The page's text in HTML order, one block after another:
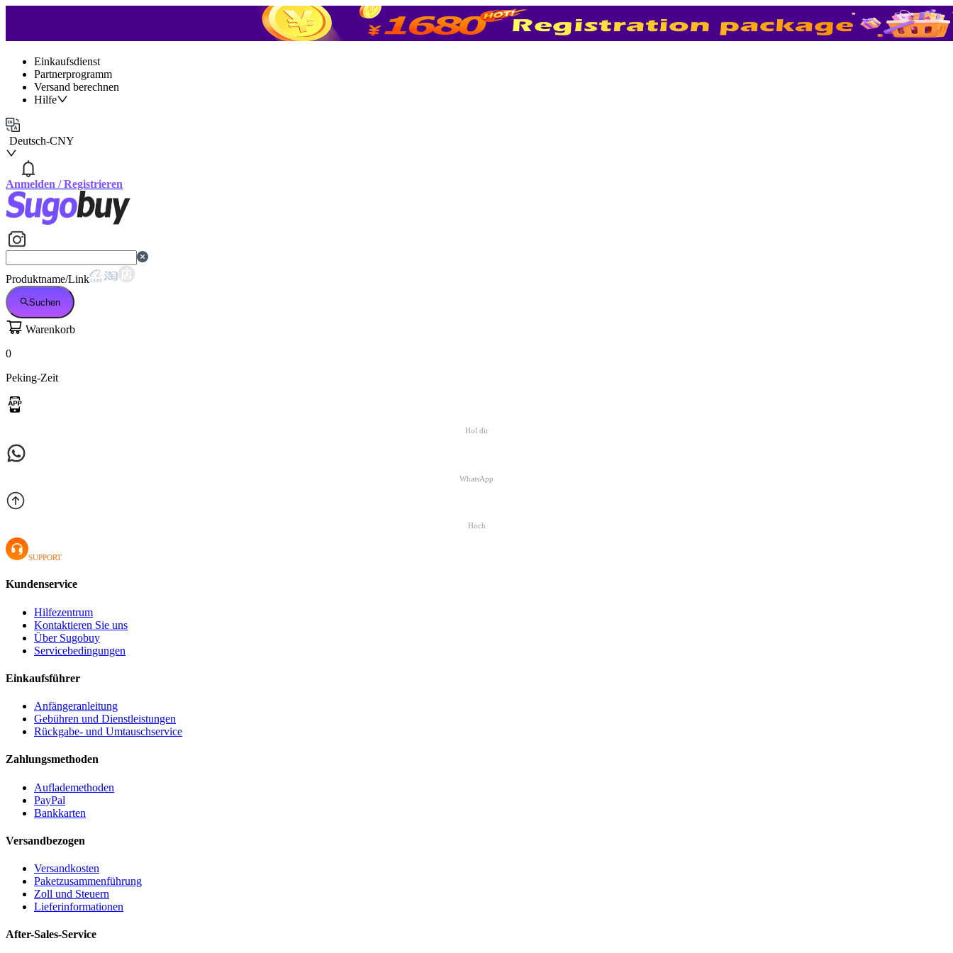
Einkaufsdienst
Partnerprogramm
Versand berechnen
Hilfe
Deutsch-CNY
Anmelden /Registrieren
Produktname/Link
Suchen
Warenkorb
0
Peking-Zeit
Hol dir
WhatsApp
Hoch
SUPPORT
Kundenservice
Hilfezentrum
Kontaktieren Sie uns
Über Sugobuy
Servicebedingungen
Einkaufsführer
Anfängeranleitung
Gebühren und Dienstleistungen
Rückgabe- und Umtauschservice
Zahlungsmethoden
Auflademethoden
PayPal
Bankkarten
Versandbezogen
Versandkosten
Paketzusammenführung
Zoll und Steuern
Lieferinformationen
After-Sales-Service